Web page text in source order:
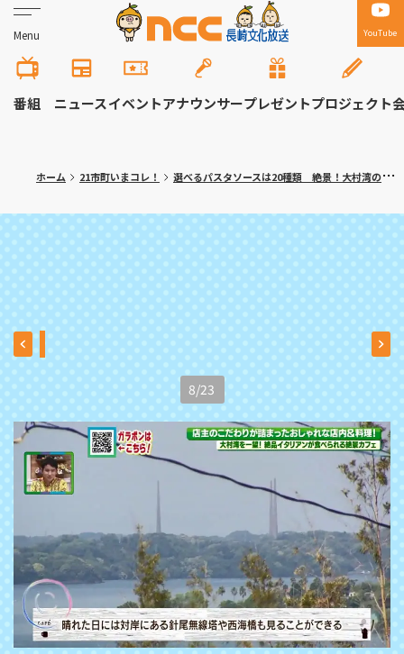
Menu YouTube
番組 ニュースイベントアナウンサープレゼントプロジェクト
ホーム 21市町いまコレ！ 選べるパスタソースは20種類 絶景！大村湾のイタリアンカフェ 川棚町「アッコリエンテ・カフェ」
8/23